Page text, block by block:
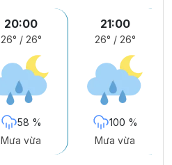
20:00
26° / 26°
58 %
Mưa vừa
21:00
26° / 26°
100 %
Mưa vừa